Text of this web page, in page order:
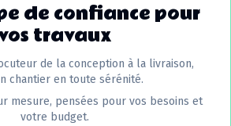
de confiance pour
travaux
de la conception à la livraison,
chantier en toute sérénité.
mesure, pensées pour vos besoins et
votre budget.